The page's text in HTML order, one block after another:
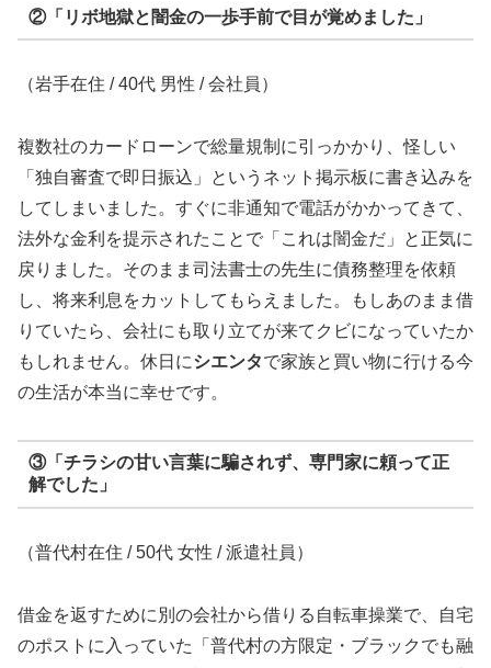
②「リボ地獄と闇金の一歩手前で目が覚めました」
（岩手在住 / 40代 男性 / 会社員）
複数社のカードローンで総量規制に引っかかり、怪しい
「独自審査で即日振込」というネット掲示板に書き込みを
してしまいました。すぐに非通知で電話がかかってきて、
法外な金利を提示されたことで「これは闇金だ」と正気に
戻りました。そのまま司法書士の先生に債務整理を依頼
し、将来利息をカットしてもらえました。もしあのまま借
りていたら、会社にも取り立てが来てクビになっていたか
もしれません。休日にシエンタで家族と買い物に行ける今
の生活が本当に幸せです。
③「チラシの甘い言葉に騙されず、専門家に頼って正
解でした」
（普代村在住 / 50代 女性 / 派遣社員）
借金を返すために別の会社から借りる自転車操業で、自宅
のポストに入っていた「普代村の方限定・ブラックでも融